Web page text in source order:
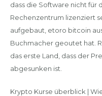
dass die Software nicht für
Rechenzentrum lizenziert
aufgebaut, etoro bitcoin
Buchmacher geoutet hat.
das erste Land, dass der
abgesunken ist.
Krypto Kurse überblick |